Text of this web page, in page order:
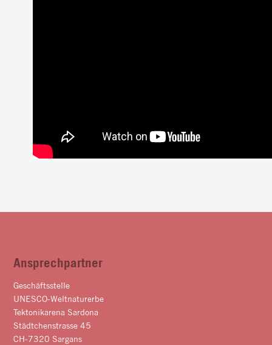
Ansprechpartner
Geschäftsstelle
UNESCO-Weltnaturerbe
Tektonikarena Sardona
Städtchenstrasse 45
CH-7320 Sargans